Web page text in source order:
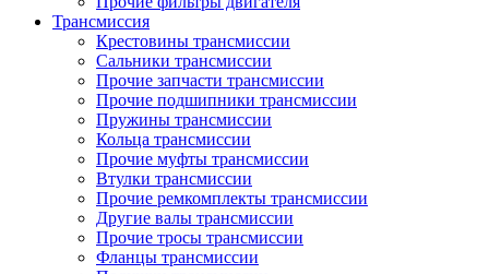
Трансмиссия
Крестовины трансмиссии
Сальники трансмиссии
Прочие запчасти трансмиссии
Прочие подшипники трансмиссии
Пружины трансмиссии
Кольца трансмиссии
Прочие муфты трансмиссии
Втулки трансмиссии
Прочие ремкомплекты трансмиссии
Другие валы трансмиссии
Прочие тросы трансмиссии
Фланцы трансмиссии